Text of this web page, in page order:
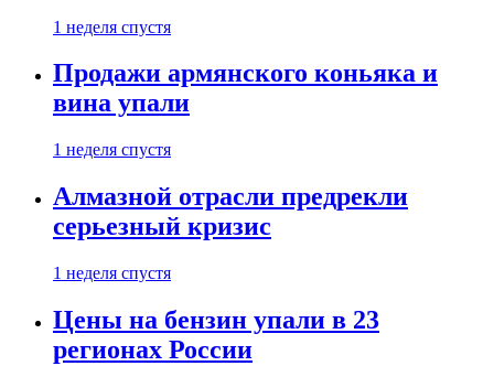
1 неделя спустя
Продажи армянского коньяка и
вина упали
1 неделя спустя
Алмазной отрасли предрекли
серьезный кризис
1 неделя спустя
Цены на бензин упали в 23
регионах России